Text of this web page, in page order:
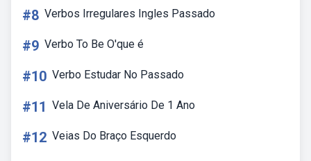
#8 Verbos Irregulares Ingles Passado
#9 Verbo To Be O'que é
#10 Verbo Estudar No Passado
#11 Vela De Aniversário De 1 Ano
#12 Veias Do Braço Esquerdo